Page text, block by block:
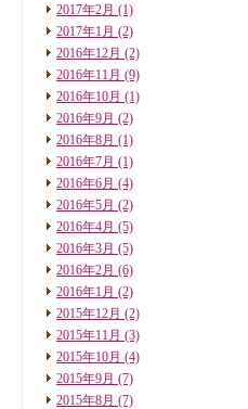
2017年2月 (1)
2017年1月 (2)
2016年12月 (2)
2016年11月 (9)
2016年10月 (1)
2016年9月 (2)
2016年8月 (1)
2016年7月 (1)
2016年6月 (4)
2016年5月 (2)
2016年4月 (5)
2016年3月 (5)
2016年2月 (6)
2016年1月 (2)
2015年12月 (2)
2015年11月 (3)
2015年10月 (4)
2015年9月 (7)
2015年8月 (7)